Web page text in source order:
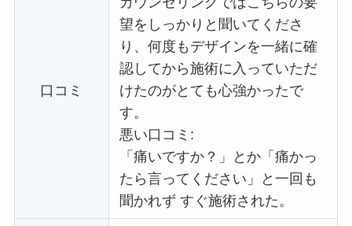
口コミ
望をしっかりと聞いてくださ
り、何度もデザインを一緒に確
認してから施術に入っていただ
けたのがとても心強かったで
す。
悪い口コミ:
「痛いですか？」とか「痛かっ
たら言ってください」と一回も
聞かれず すぐ施術された。